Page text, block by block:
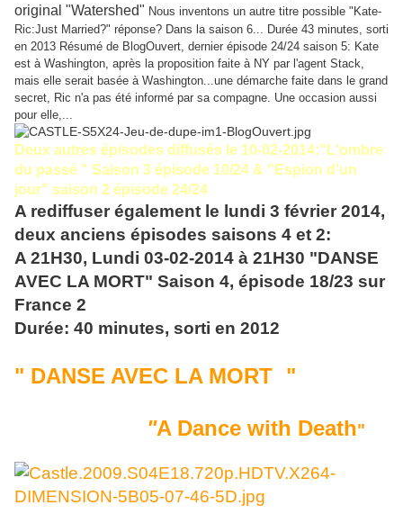
original "Watershed" Nous inventons un autre titre possible "Kate-
Ric:Just Married?" réponse? Dans la saison 6... Durée 43 minutes, sorti
en 2013 Résumé de BlogOuvert, dernier épisode 24/24 saison 5: Kate
est à Washington, après la proposition faite à NY par l'agent Stack,
mais elle serait basée à Washington...une démarche faite dans le grand
secret, Ric n'a pas été informé par sa compagne. Une occasion aussi
pour elle,...
Deux autres épisodes diffusés le 10-02-2014:"L'ombre
du passé " Saison 3 épisode 10/24 & "Espion d'un
jour" saison 2 épisode 24/24
A rediffuser également le lundi 3 février 2014,
deux anciens épisodes saisons 4 et 2:
A 21H30, Lundi 03-02-2014 à 21H30 "DANSE
AVEC LA MORT" Saison 4, épisode 18/23 sur
France 2
Durée: 40 minutes, sorti en 2012
" DANSE AVEC LA MORT "
"A Dance with Death"